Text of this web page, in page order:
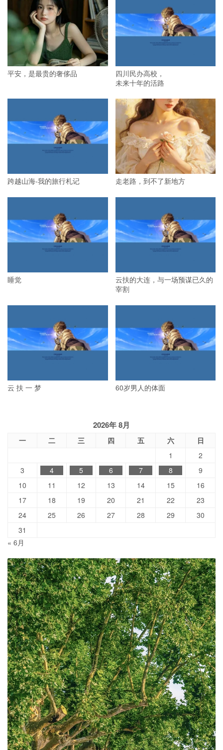
平安，是最贵的奢侈品
四川民办高校，
未来十年的活路
跨越山海-我的旅行札记 走老路，到不了新地方
睡觉
云扶的大连，与一场预谋已久的
宰割
云 扶 一 梦 60岁男人的体面
2026年 8月
一 二 三 四 五 六
日
1
2
3
4 5 6 7 8
9
10
11 12 13 14 15
16
17
18 19 20 21 22
23
24
25 26 27 28 29
30
31
« 6月